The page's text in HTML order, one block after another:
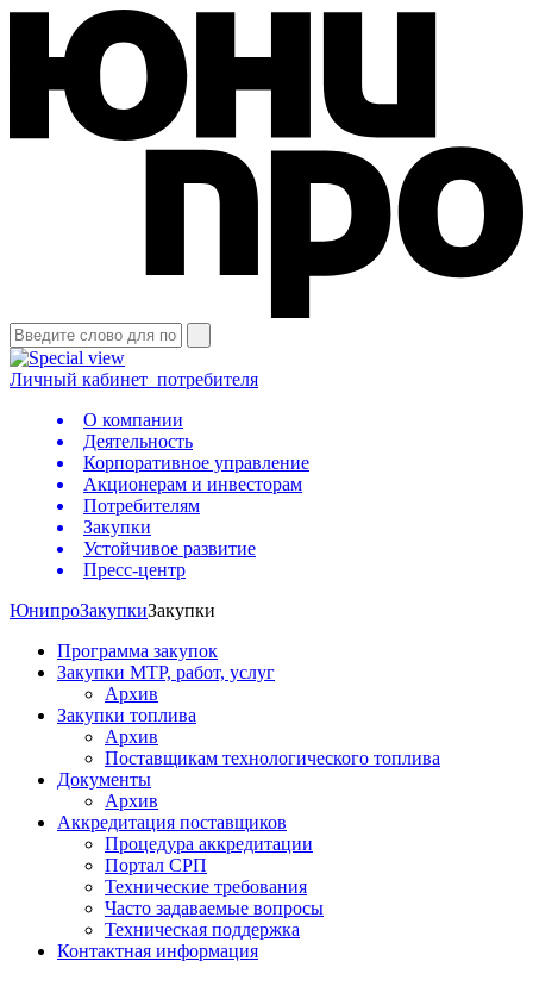
Личный кабинет потребителя
О компании
Деятельность
Корпоративное управление
Акционерам и инвесторам
Потребителям
Закупки
Устойчивое развитие
Пресс-центр
ЮнипроЗакупкиЗакупки
Программа закупок
Закупки МТР, работ, услуг
Архив
Закупки топлива
Архив
Поставщикам технологического топлива
Документы
Архив
Аккредитация поставщиков
Процедура аккредитации
Портал СРП
Технические требования
Часто задаваемые вопросы
Техническая поддержка
Контактная информация